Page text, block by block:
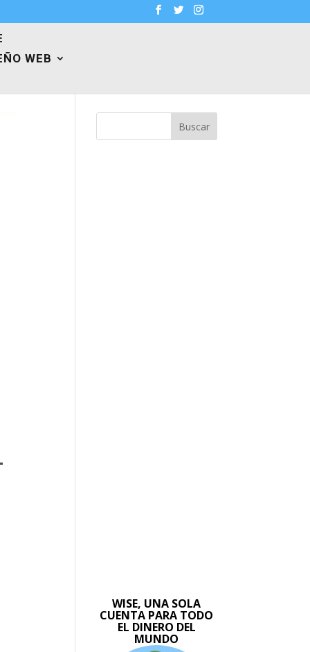
WEB
Buscar
WISE, UNA SOLA
CUENTA PARA TODO
EL DINERO DEL
MUNDO